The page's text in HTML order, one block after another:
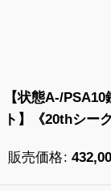
【状態A-/
ト】《20thシー
販売価格: